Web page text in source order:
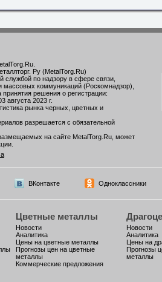
Ру (MetalTorg.Ru)
службой по надзору в сфере связи,
коммуникаций (Роскомнадзор),
решения о регистрации:
2023 г.
рынка черных, цветных и
разрешается с обязательной
на сайте MetalTorg.Ru, может
ВКонтакте Одноклассники
Цветные металлы
Новости
Аналитика
Цены на цветные металлы
Прогнозы цен на цветные
металлы
Коммерческие предложения
Новости
Аналитика
Цены на
Прогнозы
металлы